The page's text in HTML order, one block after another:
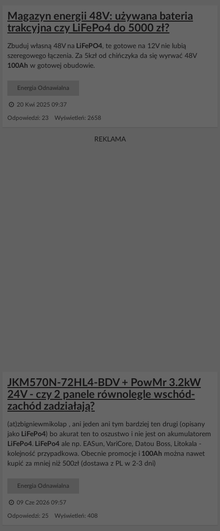
Magazyn energii 48V: używana bateria
trakcyjna czy LiFePo4 do 5000 zł?
Zbuduj własną 48V na LiFePO4, te gotowe na 12V nie lubią
szeregowego łączenia. Za 5kzł od chińczyka da się wyrwać 48V
100Ah w gotowej obudowie.
Energia Odnawialna
20 Kwi 2025 09:37
Odpowiedzi: 23 Wyświetleń: 2658
REKLAMA
JKM570N-72HL4-BDV + PowMr 3.2kW
24V - czy 2 panele równolegle wschód-
zachód zadziałają?
(at)zbigniewmikolap , ani jeden ani tym bardziej ten drugi (opisany
jako LiFePo4) bo akurat ten to oszustwo i nie jest on akumulatorem
LiFePo4. LiFePo4 ale np. EASun, VariCore, Datou Boss, Litokala -
kolejność przypadkowa. Obecnie promocje i 100Ah można nawet
kupić za mniej niż 500zł (dostawa z PL w 2-3 dni)
Energia Odnawialna
09 Cze 2026 09:57
Odpowiedzi: 25 Wyświetleń: 408